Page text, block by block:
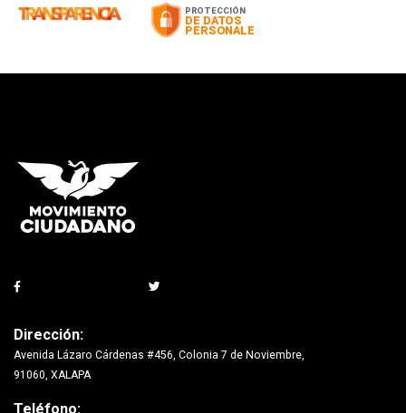
Dirección:
Avenida Lázaro Cárdenas #456, Colonia 7 de Noviembre,
91060, XALAPA
Teléfono: